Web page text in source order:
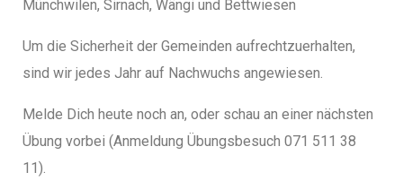
Münchwilen, Sirnach, Wängi und Bettwiesen
Um die Sicherheit der Gemeinden aufrechtzuerhalten,
sind wir jedes Jahr auf Nachwuchs angewiesen.
Melde Dich heute noch an, oder schau an einer nächsten
Übung vorbei (Anmeldung Übungsbesuch 071 511 38
11).